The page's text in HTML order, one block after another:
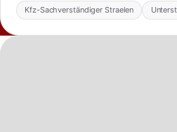
Kfz-Sachverständiger Straelen